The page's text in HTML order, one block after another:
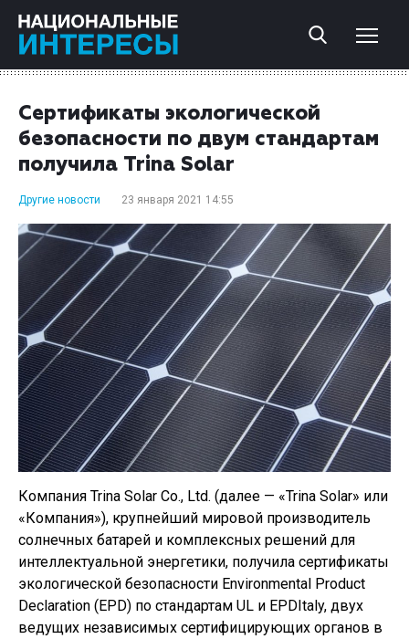
Сертификаты экологической
безопасности по двум стандартам
получила Trina Solar
Другие новости 23 января 2021 14:55
Компания Trina Solar Co., Ltd. (далее — «Trina Solar» или
«Компания»), крупнейший мировой производитель
солнечных батарей и комплексных решений для
интеллектуальной энергетики, получила сертификаты
экологической безопасности Environmental Product
Declaration (EPD) по стандартам UL и EPDItaly, двух
ведущих независимых сертифицирующих органов в